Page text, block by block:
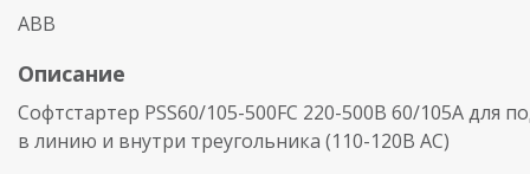
ABB
Описание
Софтстартер PSS60/105-500FC 220-500В 60/105A для
в линию и внутри треугольника (110-120В AC)